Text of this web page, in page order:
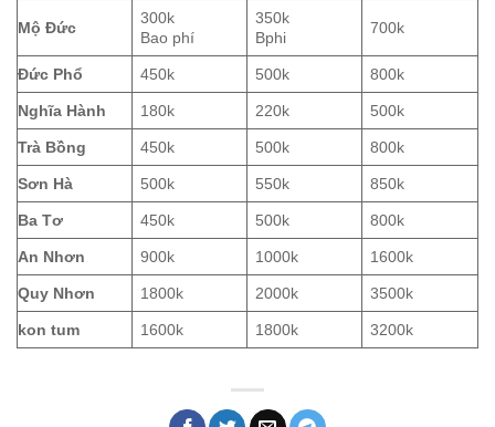
Mộ Đức
300k
Bao phí
350k
Bphi
700k
Đức Phổ 450k 500k 800k
Nghĩa Hành 180k 220k 500k
Trà Bồng 450k 500k 800k
Sơn Hà 500k 550k 850k
Ba Tơ 450k 500k 800k
An Nhơn 900k 1000k 1600k
Quy Nhơn 1800k 2000k 3500k
kon tum 1600k 1800k 3200k